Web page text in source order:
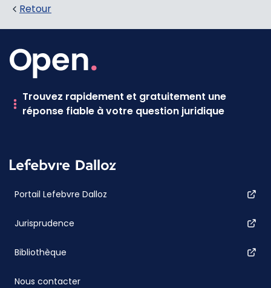
Retour
Trouvez rapidement et gratuitement une
réponse fiable à votre question juridique
Portail Lefebvre Dalloz
Jurisprudence
Bibliothèque
Nous contacter